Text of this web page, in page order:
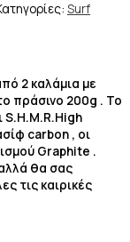
Surf
2 καλάμια με
πράσινο 200g . Το
S.H.M.R.High
carbon , οι
Graphite .
θα σας
τις καιρικές